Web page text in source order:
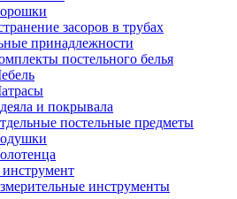
засоров в трубах
принадлежности
постельного белья
и покрывала
постельные предметы
инструменты